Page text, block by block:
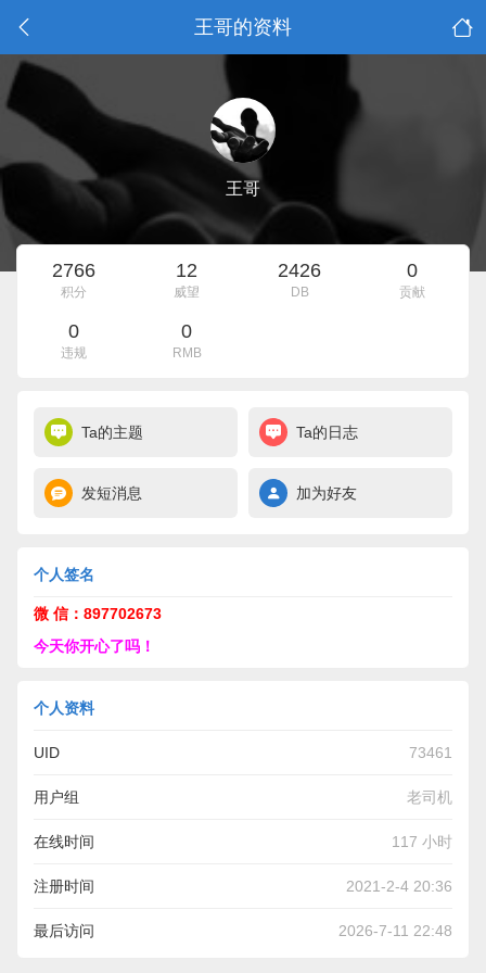
王哥的资料
王哥
2766
积分
12
威望
2426
DB
0
贡献
0
违规
0
RMB
Ta的主题 Ta的日志
发短消息 加为好友
个人签名
微 信：897702673
今天你开心了吗！
个人资料
UID 73461
用户组 老司机
在线时间 117 小时
注册时间 2021-2-4 20:36
最后访问 2026-7-11 22:48